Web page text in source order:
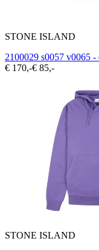
STONE ISLAND
2100029 s0057 v0065 -
€ 170,-€ 85,-
STONE ISLAND